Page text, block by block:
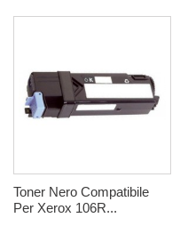
Toner Nero Compatibile
Per Xerox 106R...